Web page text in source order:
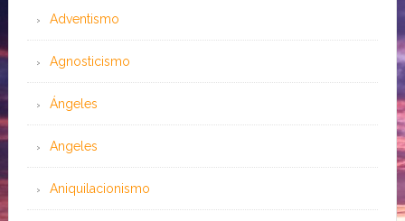
Adventismo
Agnosticismo
Ángeles
Angeles
Aniquilacionismo